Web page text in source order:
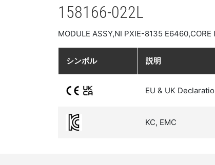
158166-022L
MODULE ASSY,NI PXIE-8135
シンボル 説明
EU & UK
KC, EMC